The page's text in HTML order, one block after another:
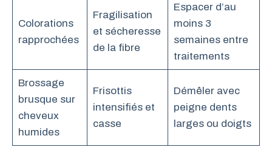
Colorations
rapprochées
Fragilisation
et sécheresse
de la fibre
Espacer d’au
moins 3
semaines entre
traitements
Brossage
brusque sur
cheveux
humides
Frisottis
intensifiés et
casse
Démêler avec
peigne dents
larges ou doigts